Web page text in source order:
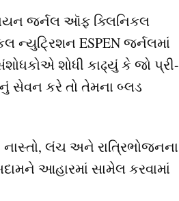
જર્નલ ઑફ ક્લિનિકલ
ન્યુટ્રિશન ESPEN જર્નલમાં
શોધી કાઢ્યું કે જો પ્રી-
સેવન કરે તો તેમના બ્લડ
લંચ અને રાત્રિભોજનના
આહારમાં સામેલ કરવામાં